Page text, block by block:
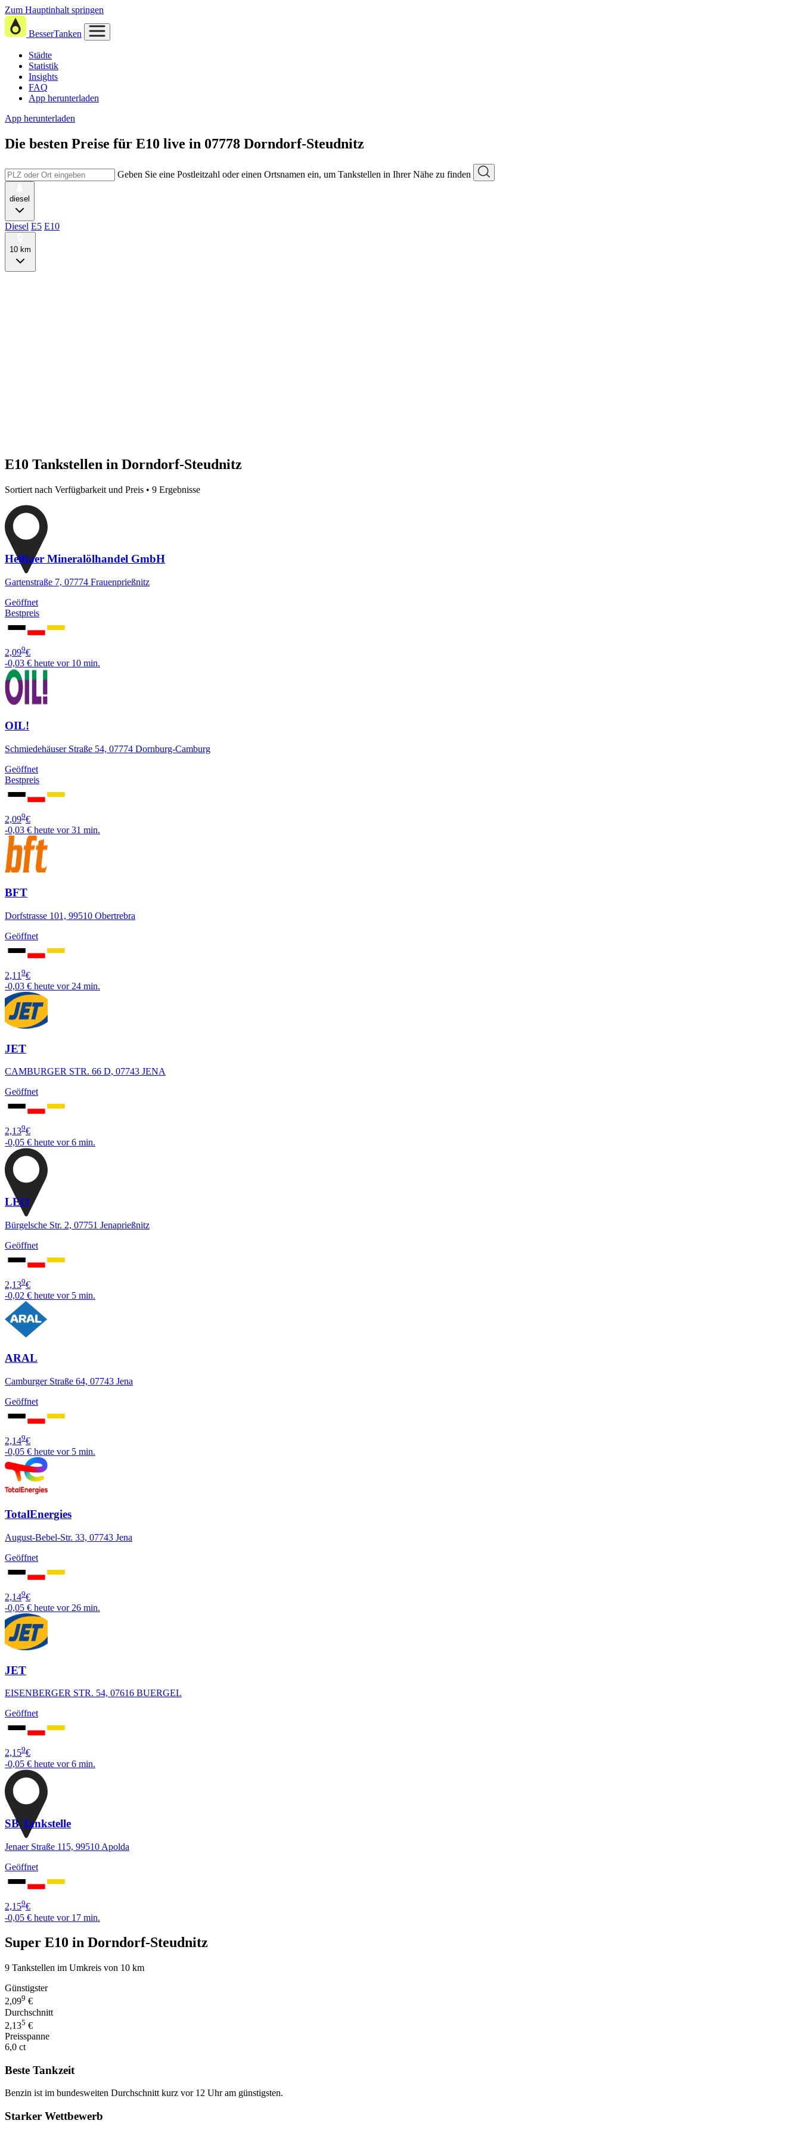
Zum Hauptinhalt springen
BesserTanken
Städte
Statistik
Insights
FAQ
App herunterladen
App herunterladen
Die besten Preise für E10 live in 07778 Dorndorf-Steudnitz
Geben Sie eine Postleitzahl oder einen Ortsnamen ein, um Tankstellen in Ihrer Nähe zu finden
diesel
Diesel E5 E10
10 km
E10 Tankstellen in Dorndorf-Steudnitz
Sortiert nach Verfügbarkeit und Preis • 9 Ergebnisse
Helftaer Mineralölhandel GmbH
Gartenstraße 7, 07774 Frauenprießnitz
Geöffnet
Bestpreis
2,099€
-0,03 € heute vor 10 min.
OIL!
Schmiedehäuser Straße 54, 07774 Dornburg-Camburg
Geöffnet
Bestpreis
2,099€
-0,03 € heute vor 31 min.
BFT
Dorfstrasse 101, 99510 Obertrebra
Geöffnet
2,11 9€
-0,03 € heute vor 24 min.
JET
CAMBURGER STR. 66 D, 07743 JENA
Geöffnet
2,139€
-0,05 € heute vor 6 min.
LEO
Bürgelsche Str. 2, 07751 Jenaprießnitz
Geöffnet
2,139€
-0,02 € heute vor 5 min.
ARAL
Camburger Straße 64, 07743 Jena
Geöffnet
2,149€
-0,05 € heute vor 5 min.
TotalEnergies
August-Bebel-Str. 33, 07743 Jena
Geöffnet
2,149€
-0,05 € heute vor 26 min.
JET
EISENBERGER STR. 54, 07616 BUERGEL
Geöffnet
2,159€
-0,05 € heute vor 6 min.
SB Tankstelle
Jenaer Straße 115, 99510 Apolda
Geöffnet
2,159€
-0,05 € heute vor 17 min.
Super E10 in Dorndorf-Steudnitz
9 Tankstellen im Umkreis von 10 km
Günstigster
2,099 €
Durchschnitt
2,135 €
Preisspanne
6,0 ct
Beste Tankzeit
Benzin ist im bundesweiten Durchschnitt kurz vor 12 Uhr am günstigsten.
Starker Wettbewerb